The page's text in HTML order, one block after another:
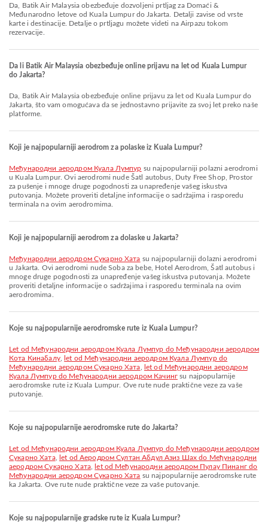
Da, Batik Air Malaysia obezbeđuje dozvoljeni prtljag za Domaći &
Međunarodno letove od Kuala Lumpur do Jakarta. Detalji zavise od vrste
karte i destinacije. Detalje o prtljagu možete videti na Airpazu tokom
rezervacije.
Da li Batik Air Malaysia obezbeđuje online prijavu na let od Kuala Lumpur
do Jakarta?
Da, Batik Air Malaysia obezbeđuje online prijavu za let od Kuala Lumpur do
Jakarta, što vam omogućava da se jednostavno prijavite za svoj let preko naše
platforme.
Koji je najpopularniji aerodrom za polaske iz Kuala Lumpur?
Међународни аеродром Куала Лумпур su najpopularniji polazni aerodromi
u Kuala Lumpur. Ovi aerodromi nude Šatl autobus, Duty Free Shop, Prostor
za pušenje i mnoge druge pogodnosti za unapređenje vašeg iskustva
putovanja. Možete proveriti detaljne informacije o sadržajima i rasporedu
terminala na ovim aerodromima.
Koji je najpopularniji aerodrom za dolaske u Jakarta?
Међународни аеродром Сукарно Хата su najpopularniji dolazni aerodromi
u Jakarta. Ovi aerodromi nude Soba za bebe, Hotel Aerodrom, Šatl autobus i
mnoge druge pogodnosti za unapređenje vašeg iskustva putovanja. Možete
proveriti detaljne informacije o sadržajima i rasporedu terminala na ovim
aerodromima.
Koje su najpopularnije aerodromske rute iz Kuala Lumpur?
let od Међународни аеродром Куала Лумпур do Међународни аеродром
Кота Кинабалу,
let od Међународни аеродром Куала Лумпур do
Међународни аеродром Сукарно Хата
let od Међународни аеродром
Куала Лумпур do Међународни аеродром Качинг su najpopularnije
aerodromske rute iz Kuala Lumpur. Ove rute nude praktične veze za vaše
putovanje.
Koje su najpopularnije aerodromske rute do Jakarta?
let od Међународни аеродром Куала Лумпур do Међународни аеродром
Сукарно Хата,
let od Aеродром Султан Абдул Азиз Шах do Међународни
аеродром Сукарно Хата,
let od Међународни аеродром Пулау Пинанг do
Међународни аеродром Сукарно Хата su najpopularnije aerodromske rute
ka Jakarta. Ove rute nude praktične veze za vaše putovanje.
Koje su najpopularnije gradske rute iz Kuala Lumpur?